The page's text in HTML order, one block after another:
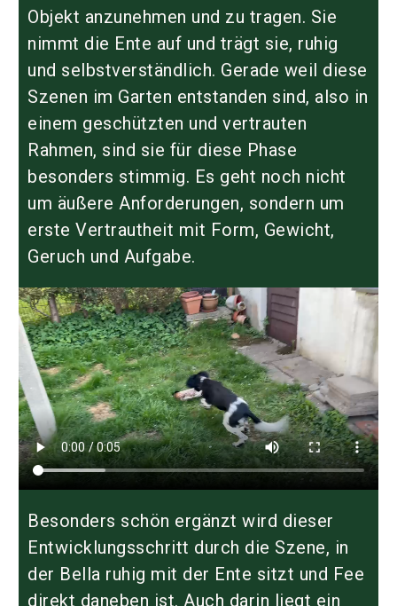
Objekt anzunehmen und zu tragen. Sie
nimmt die Ente auf und trägt sie, ruhig
und selbstverständlich. Gerade weil diese
Szenen im Garten entstanden sind, also in
einem geschützten und vertrauten
Rahmen, sind sie für diese Phase
besonders stimmig. Es geht noch nicht
um äußere Anforderungen, sondern um
erste Vertrautheit mit Form, Gewicht,
Geruch und Aufgabe.
Besonders schön ergänzt wird dieser
Entwicklungsschritt durch die Szene, in
der Bella ruhig mit der Ente sitzt und Fee
direkt daneben ist. Auch darin liegt ein